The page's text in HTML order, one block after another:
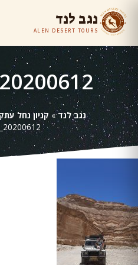
נגב לנד
ALEN DESERT TOURS
20200612_124550
נגב לנד» קניון נחל
20200612_124550